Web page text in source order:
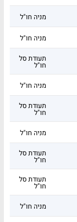
מניה חו"ל
מניה חו"ל
תעודת סל
חו"ל
מניה חו"ל
תעודת סל
חו"ל
מניה חו"ל
תעודת סל
חו"ל
תעודת סל
חו"ל
מניה חו"ל